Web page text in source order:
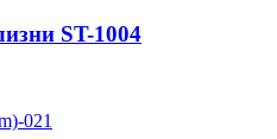
ST-1004
021